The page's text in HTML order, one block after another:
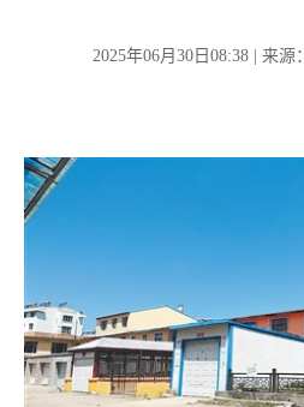
2025年06月30日08:38| 来源：